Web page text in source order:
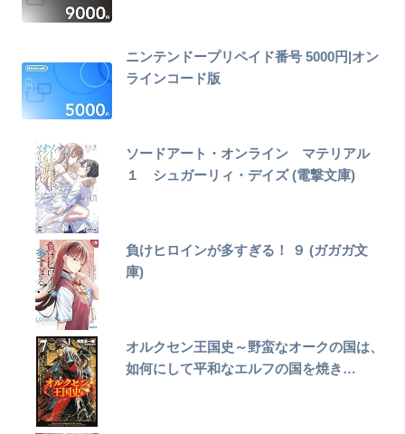
ニンテンドープリペイド番号 5000円|オン
ラインコード版
ソードアート・オンライン マテリアル
１ シュガーリィ・デイズ (電撃文庫)
負けヒロインが多すぎる！ ９ (ガガガ文
庫)
オルクセン王国史～野蛮なオークの国は、
如何にして平和なエルフの国を焼き…